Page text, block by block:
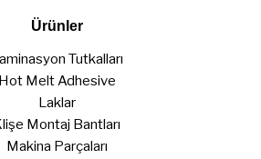
Ürünler
Tutkalları
Hot Melt Adhesive
Laklar
Montaj Bantları
Makina Parçaları